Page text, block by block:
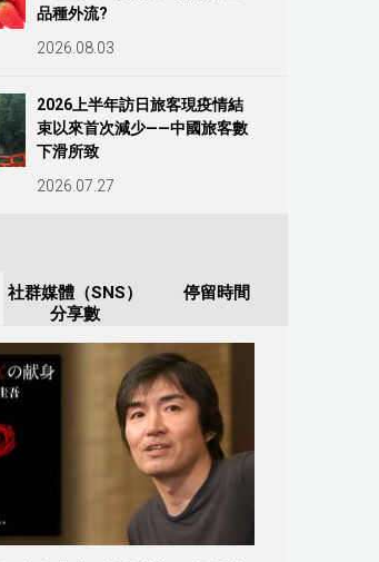
品種外流?
2026.08.03
2026上半年訪日旅客現疫情結
束以來首次減少——中國旅客數
下滑所致
2026.07.27
社群媒體（SNS）
分享數
停留時間